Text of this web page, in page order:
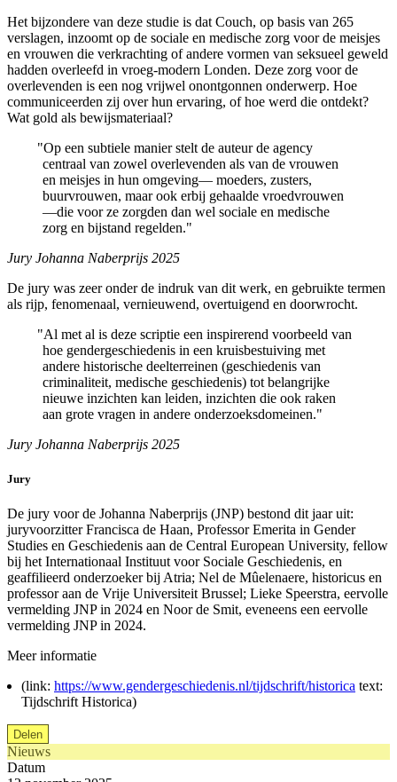
Het bijzondere van deze studie is dat Couch, op basis van 265
verslagen, inzoomt op de sociale en medische zorg voor de meisjes
en vrouwen die verkrachting of andere vormen van seksueel geweld
hadden overleefd in vroeg-modern Londen. Deze zorg voor de
overlevenden is een nog vrijwel onontgonnen onderwerp. Hoe
communiceerden zij over hun ervaring, of hoe werd die ontdekt?
Wat gold als bewijsmateriaal?
"Op een subtiele manier stelt de auteur de agency
centraal van zowel overlevenden als van de vrouwen
en meisjes in hun omgeving— moeders, zusters,
buurvrouwen, maar ook erbij gehaalde vroedvrouwen
—die voor ze zorgden dan wel sociale en medische
zorg en bijstand regelden."
Jury Johanna Naberprijs 2025
De jury was zeer onder de indruk van dit werk, en gebruikte termen
als rijp, fenomenaal, vernieuwend, overtuigend en doorwrocht.
"Al met al is deze scriptie een inspirerend voorbeeld van
hoe gendergeschiedenis in een kruisbestuiving met
andere historische deelterreinen (geschiedenis van
criminaliteit, medische geschiedenis) tot belangrijke
nieuwe inzichten kan leiden, inzichten die ook raken
aan grote vragen in andere onderzoeksdomeinen."
Jury Johanna Naberprijs 2025
Jury
De jury voor de Johanna Naberprijs (JNP) bestond dit jaar uit:
juryvoorzitter Francisca de Haan, Professor Emerita in Gender
Studies en Geschiedenis aan de Central European University, fellow
bij het Internationaal Instituut voor Sociale Geschiedenis, en
geaffilieerd onderzoeker bij Atria; Nel de Mûelenaere, historicus en
professor aan de Vrije Universiteit Brussel; Lieke Speerstra, eervolle
vermelding JNP in 2024 en Noor de Smit, eveneens een eervolle
vermelding JNP in 2024.
Meer informatie
(link: https://www.gendergeschiedenis.nl/tijdschrift/historica text:
Tijdschrift Historica)
Delen
Nieuws
Datum